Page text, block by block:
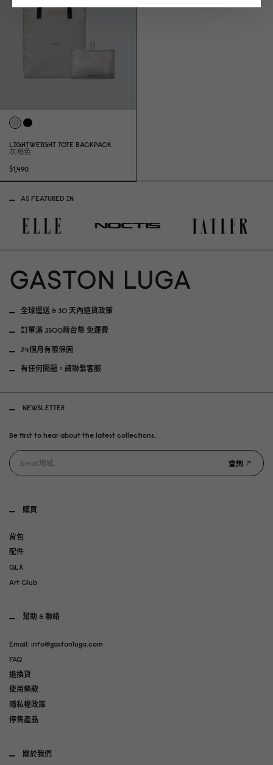
LIGHTWEIGHT TOTE BACKPACK
灰褐色
$1,490
AS FEATURED IN
全球運送 & 30 天內退貨政策
訂單滿 3500新台幣 免運費
24個月有限保固
有任何問題，請聯繫客服
購買
背包
配件
GLX
Art Club
幫助 & 聯絡
Email: info@gastonluga.com
FAQ
退換貨
使用條款
隱私權政策
停售產品
關於我們
NEWSLETTER
Be first to hear about the latest collections.
查詢